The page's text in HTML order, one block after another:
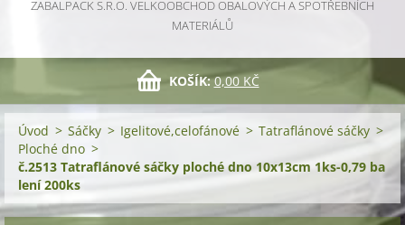
ZABALPACK S.R.O. VELKOOBCHOD OBALOVÝCH A SPOTŘEBNÍCH
MATERIÁLŮ
KOŠÍK: 0,00 KČ
Úvod > Sáčky > Igelitové,celofánové > Tatraflánové sáčky >
Ploché dno >
č.2513 Tatraflánové sáčky ploché dno 10x13cm 1ks-0,79 ba
lení 200ks